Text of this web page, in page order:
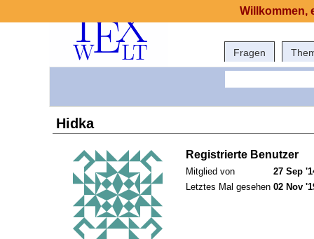
Fragen
Hidka
Registrierte Benutzer
Mitglied von
27 Sep
Letztes Mal gesehen 02 Nov
Willkommen,